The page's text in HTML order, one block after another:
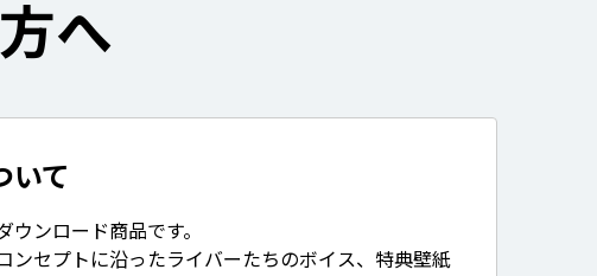
へ
いて
ウンロード商品です。
ンセプトに沿ったライバーたちのボイス、特典壁紙